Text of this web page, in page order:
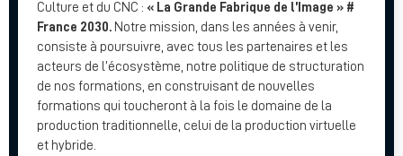
Culture et du CNC : « La Grande Fabrique de l’Image » #
France 2030. Notre mission, dans les années à venir,
consiste à poursuivre, avec tous les partenaires et les
acteurs de l’écosystème, notre politique de structuration
de nos formations, en construisant de nouvelles
formations qui toucheront à la fois le domaine de la
production traditionnelle, celui de la production virtuelle
et hybride.